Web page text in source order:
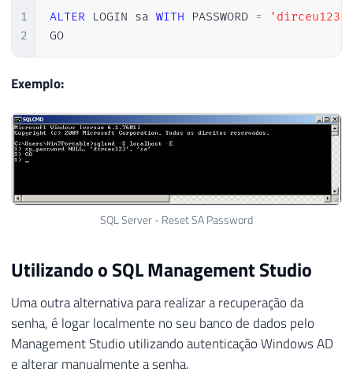
1
2
ALTER LOGIN sa WITH PASSWORD =
'dirceu123'
GO
Exemplo:
SQL Server - Reset SA Password
Utilizando o SQL Management Studio
Uma outra alternativa para realizar a recuperação da
senha, é logar localmente no seu banco de dados pelo
Management Studio utilizando autenticação Windows AD
e alterar manualmente a senha.